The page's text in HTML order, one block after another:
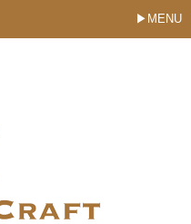
MENU